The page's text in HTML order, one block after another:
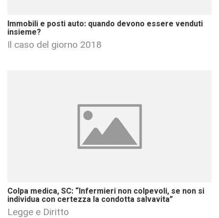
Immobili e posti auto: quando devono essere venduti
insieme?
Il caso del giorno 2018
Colpa medica, SC: “Infermieri non colpevoli, se non si
individua con certezza la condotta salvavita”
Legge e Diritto